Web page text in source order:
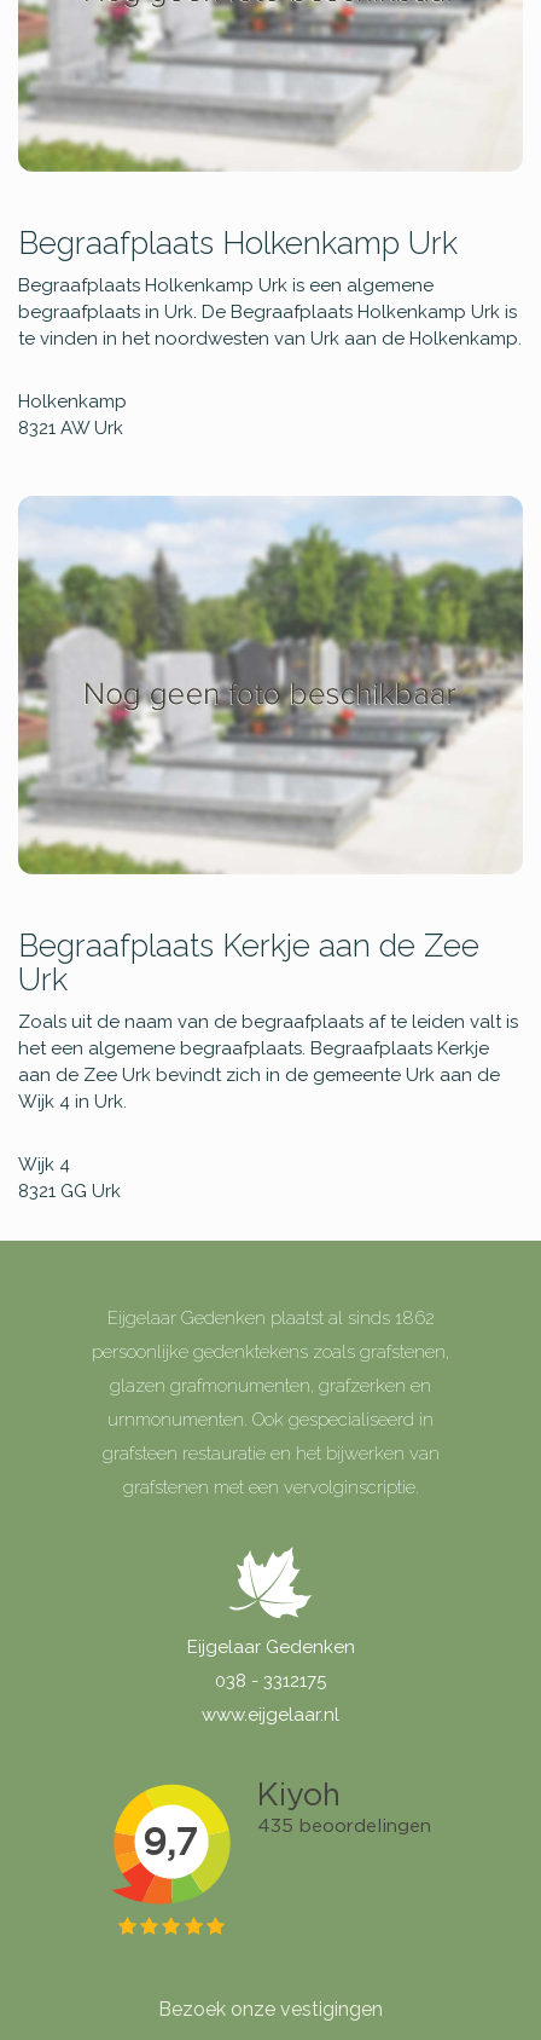
Begraafplaats Holkenkamp Urk
Begraafplaats Holkenkamp Urk is een algemene
begraafplaats in Urk. De Begraafplaats Holkenkamp Urk is
te vinden in het noordwesten van Urk aan de Holkenkamp.
Holkenkamp
8321 AW Urk
Begraafplaats Kerkje aan de Zee
Urk
Zoals uit de naam van de begraafplaats af te leiden valt is
het een algemene begraafplaats. Begraafplaats Kerkje
aan de Zee Urk bevindt zich in de gemeente Urk aan de
Wijk 4 in Urk.
Wijk 4
8321 GG Urk
Eijgelaar Gedenken plaatst al sinds 1862
persoonlijke gedenktekens zoals grafstenen,
glazen grafmonumenten, grafzerken en
urnmonumenten. Ook gespecialiseerd in
grafsteen restauratie en het bijwerken van
grafstenen met een vervolginscriptie.
Eijgelaar Gedenken
038 - 3312175
www.eijgelaar.nl
Bezoek onze vestigingen